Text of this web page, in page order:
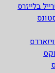
בלייזרס